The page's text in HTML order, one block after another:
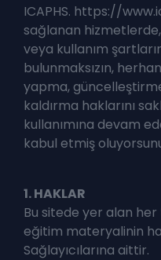
ICAPHS. https://
sağlanan
veya kullanım
bulunmaksızın,
yapma,
kaldırma haklarını
kullanımına devam
kabul etmiş
1. HAKLAR
Bu sitede yer alan
eğitim materyalinin
Sağlayıcılarına aittir.